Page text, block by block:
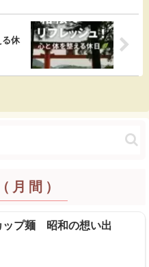
る休
月間）
プ麺 昭和の想い出